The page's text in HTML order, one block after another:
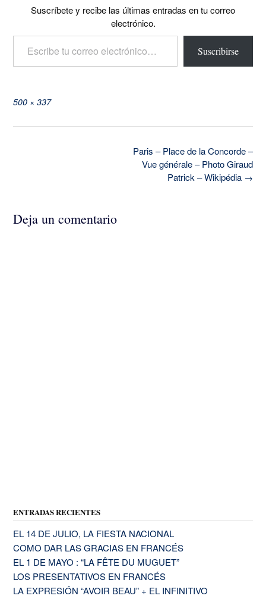
Suscríbete y recibe las últimas entradas en tu correo
electrónico.
Escribe tu correo electrónico…
Suscribirse
Tamaño
500 × 337
Paris – Place de la Concorde –
Vue générale – Photo Giraud
Patrick – Wikipédia →
Deja un comentario
ENTRADAS RECIENTES
EL 14 DE JULIO, LA FIESTA NACIONAL
COMO DAR LAS GRACIAS EN FRANCÉS
EL 1 DE MAYO : “LA FÊTE DU MUGUET”
LOS PRESENTATIVOS EN FRANCÉS
LA EXPRESIÓN “AVOIR BEAU” + EL INFINITIVO